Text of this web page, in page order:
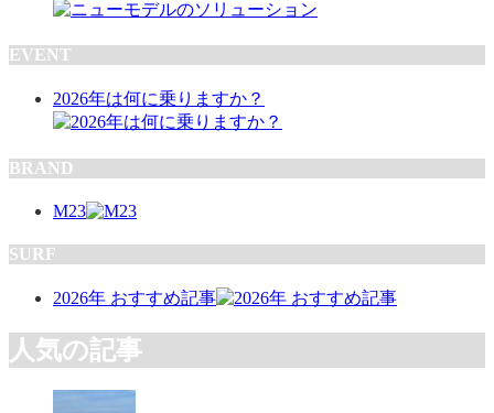
EVENT
2026年は何に乗りますか？
BRAND
M23
SURF
2026年 おすすめ記事
人気の記事